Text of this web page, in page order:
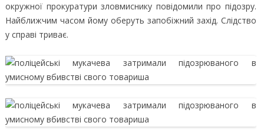
окружної прокуратури зловмиснику повідомили про підозру.
Найближчим часом йому оберуть запобіжний захід. Слідство
у справі триває.